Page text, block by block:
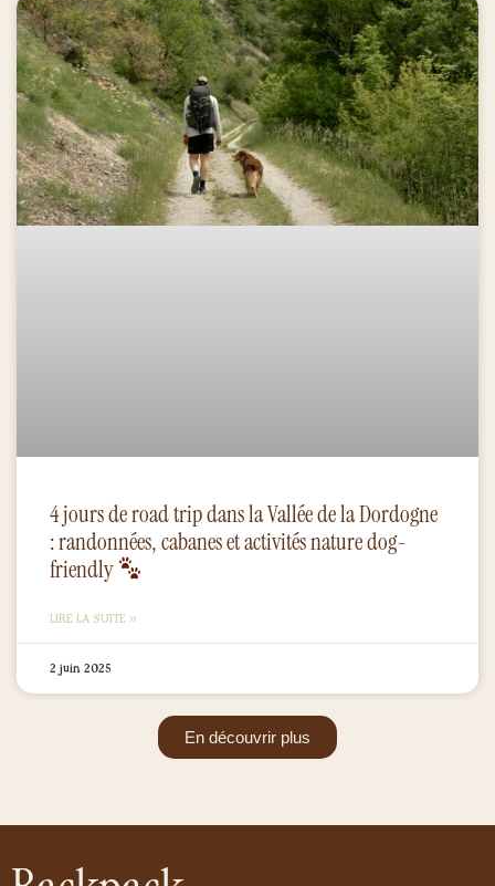
4 jours de road trip dans la Vallée de la Dordogne
: randonnées, cabanes et activités nature dog-
friendly
LIRE LA SUITE »
2 juin 2025
En découvrir plus